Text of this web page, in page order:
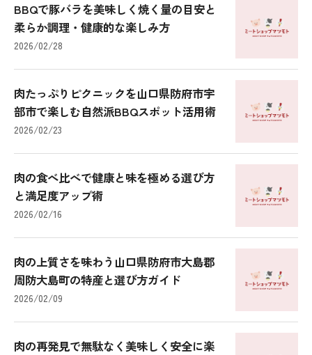
BBQで豚バラを美味しく焼く量の目安と
柔らか調理・健康的な楽しみ方
2026/02/28
肉たっぷりピクニックを山口県防府市宇
部市で楽しむ自然派BBQスポット活用術
2026/02/23
肉の食べ比べで健康と味を極める選び方
と満足度アップ術
2026/02/16
肉の上質さを味わう山口県防府市大島郡
周防大島町の特産と選び方ガイド
2026/02/09
肉の再発見で無駄なく美味しく安全に楽